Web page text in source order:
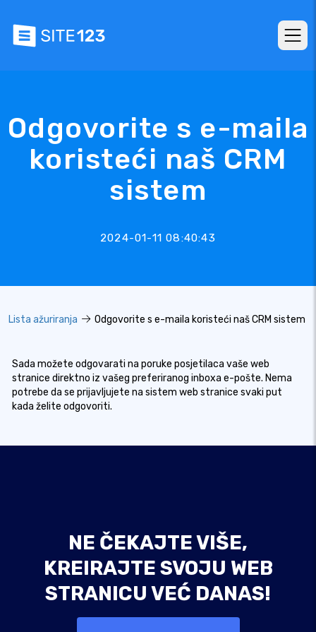
Odgovorite s e-maila
koristeći naš CRM
sistem
2024-01-11 08:40:43
Lista ažuriranja Odgovorite s e-maila koristeći naš CRM sistem
Sada možete odgovarati na poruke posjetilaca vaše web
stranice direktno iz vašeg preferiranog inboxa e-pošte. Nema
potrebe da se prijavljujete na sistem web stranice svaki put
kada želite odgovoriti.
NE ČEKAJTE VIŠE,
KREIRAJTE SVOJU WEB
STRANICU VEĆ DANAS!